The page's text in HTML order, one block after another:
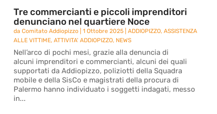
Tre commercianti e piccoli imprenditori
denunciano nel quartiere Noce
daComitato Addiopizzo |1 Ottobre 2025 |ADDIOPIZZO,ASSISTENZA
ALLE VITTIME,ATTIVITA' ADDIOPIZZO, NEWS
Nell’arco di pochi mesi, grazie alla denuncia di
alcuni imprenditori e commercianti, alcuni dei quali
supportati da Addiopizzo, poliziotti della Squadra
mobile e della SisCo e magistrati della procura di
Palermo hanno individuato i soggetti indagati, messo
in...